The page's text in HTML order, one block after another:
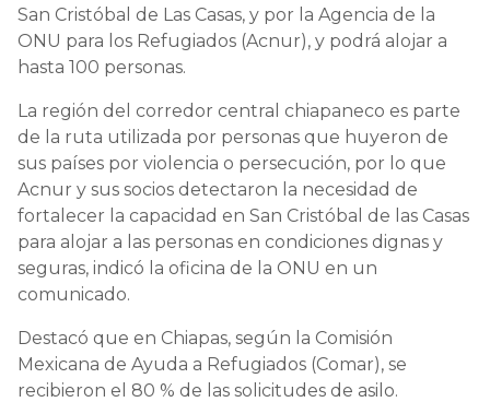
San Cristóbal de Las Casas, y por la Agencia de la
ONU para los Refugiados (Acnur), y podrá alojar a
hasta 100 personas.
La región del corredor central chiapaneco es parte
de la ruta utilizada por personas que huyeron de
sus países por violencia o persecución, por lo que
Acnur y sus socios detectaron la necesidad de
fortalecer la capacidad en San Cristóbal de las Casas
para alojar a las personas en condiciones dignas y
seguras, indicó la oficina de la ONU en un
comunicado.
Destacó que en Chiapas, según la Comisión
Mexicana de Ayuda a Refugiados (Comar), se
recibieron el 80 % de las solicitudes de asilo.